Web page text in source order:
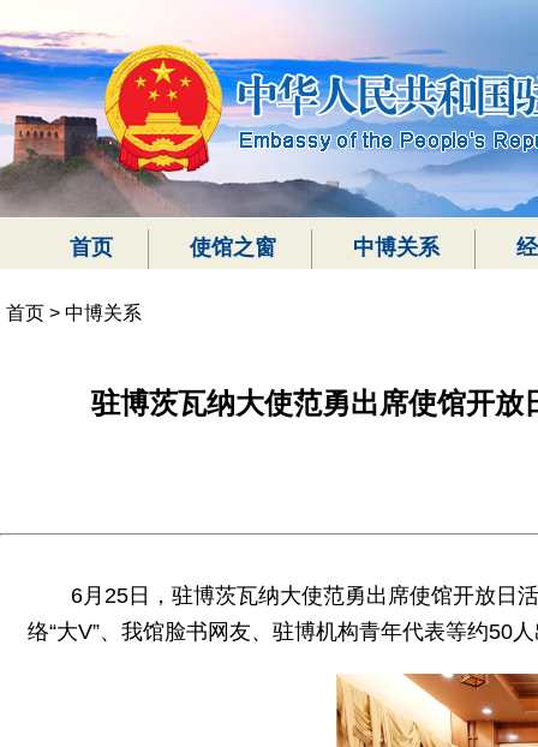
首页 使馆之窗 中博关系
首页 > 中博关系
驻博茨瓦纳大使范勇出席使馆开
6月25日，驻博茨瓦纳大使范勇出席使馆开放日
络“大V”、我馆脸书网友、驻博机构青年代表等约50